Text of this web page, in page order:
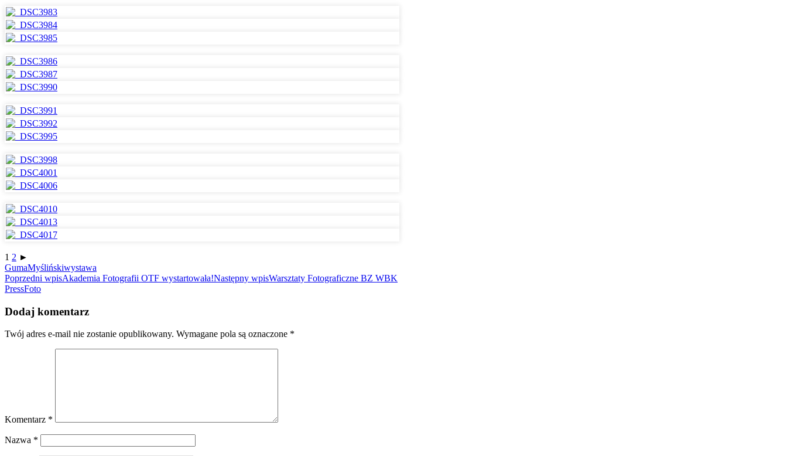
1 2 ►
GumaMyślińskiwystawa
Zobacz
wpisy
Poprzedni wpisAkademia Fotografii OTF wystartowała!Następny wpisWarsztaty Fotograficzne BZ WBK
PressFoto
Dodaj komentarz
Twój adres e-mail nie zostanie opublikowany. Wymagane pola są oznaczone *
Komentarz *
Nazwa *